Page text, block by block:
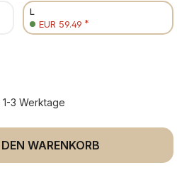
L
EUR 59.49 *
3 Werktage
den gewünschten
WARENKORB